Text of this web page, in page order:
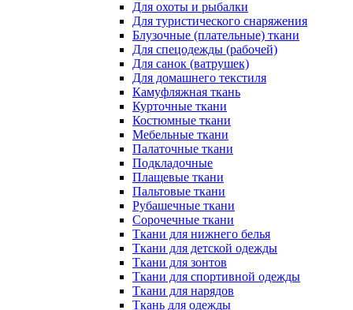
Для охоты и рыбалки
Для туристического снаряжения
Блузочные (плательные) ткани
Для спецодежды (рабочей)
Для санок (ватрушек)
Для домашнего текстиля
Камуфляжная ткань
Курточные ткани
Костюмные ткани
Мебельные ткани
Палаточные ткани
Подкладочные
Плащевые ткани
Пальтовые ткани
Рубашечные ткани
Сорочечные ткани
Ткани для нижнего белья
Ткани для детской одежды
Ткани для зонтов
Ткани для спортивной одежды
Ткани для нарядов
Ткань для одежды